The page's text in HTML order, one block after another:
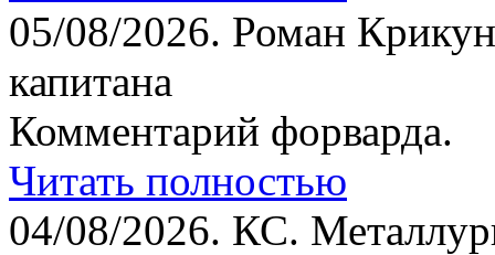
05/08/2026. Роман
капитана
Комментарий форварда.
Читать полностью
04/08/2026. КС.